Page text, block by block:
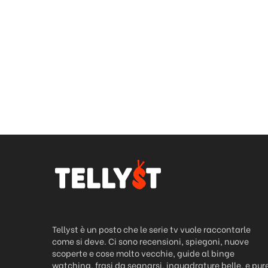
Tellyst è un posto che le serie tv vuole raccontarle
come si deve. Ci sono recensioni, spiegoni, nuove
scoperte e cose molto vecchie, guide al binge
watching, frasi da segnarsi, inquadrature belle, e